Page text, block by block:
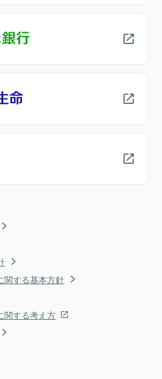
関する基本方針
関する考え方